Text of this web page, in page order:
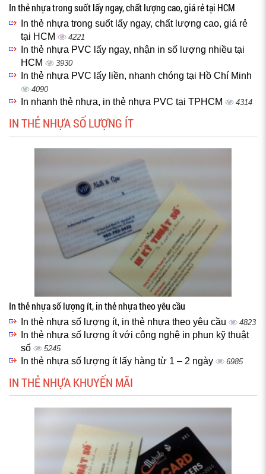
In thẻ nhựa trong suốt lấy ngay, chất lượng cao, giá rẻ tại HCM
In thẻ nhựa trong suốt lấy ngay, chất lượng cao, giá rẻ
tại HCM
4221
In thẻ nhựa PVC lấy ngay, nhận in số lượng nhiều tại
HCM
3930
In thẻ nhựa PVC lấy liền, nhanh chóng tại Hồ Chí Minh
4090
In nhanh thẻ nhựa, in thẻ nhựa PVC tại TPHCM 4314
IN THẺ NHỰA SỐ LƯỢNG ÍT
In thẻ nhựa số lượng ít, in thẻ nhựa theo yêu cầu
In thẻ nhựa số lượng ít, in thẻ nhựa theo yêu cầu 4823
In thẻ nhựa số lượng ít với công nghệ in phun kỹ thuật
số
5245
In thẻ nhựa số lượng ít lấy hàng từ 1 – 2 ngày 6985
IN THẺ NHỰA KHUYẾN MÃI